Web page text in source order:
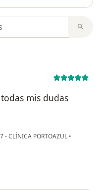
mis dudas
- CLÍNICA PORTOAZUL •